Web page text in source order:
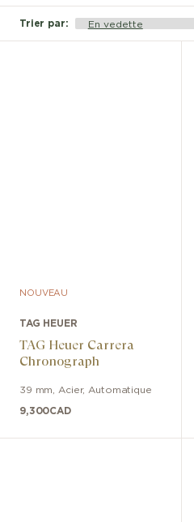
Trier par:
NOUVEAU
TAG HEUER
TAG Heuer Carrera
Chronograph
39 mm Acier, Automatique
9,300CAD